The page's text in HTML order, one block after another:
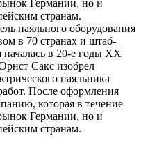
Германии, но и
странам.
паяльного оборудования
в 70 странах и штаб-
в 20-е годы XX
Сакс изобрел
паяльника
После оформления
которая в течение
Германии, но и
странам.